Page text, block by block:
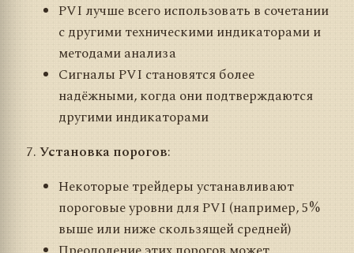
PVI лучше всего использовать в сочетании
с другими техническими индикаторами и
методами анализа
Сигналы PVI становятся более
надёжными, когда они подтверждаются
другими индикаторами
Установка порогов:
Некоторые трейдеры устанавливают
пороговые уровни для PVI (например, 5%
выше или ниже скользящей средней)